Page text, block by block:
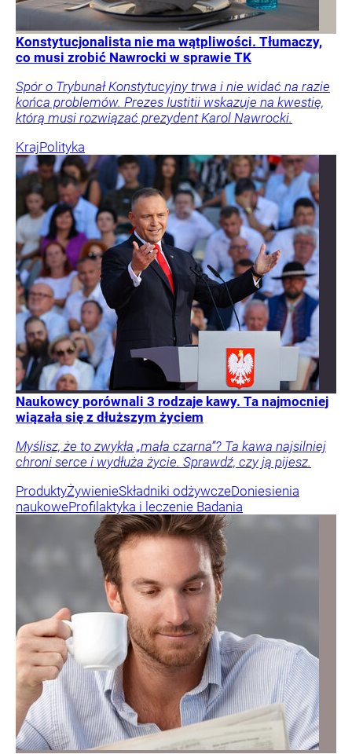
Konstytucjonalista nie ma wątpliwości. Tłumaczy,
co musi zrobić Nawrocki w sprawie TK
Spór o Trybunał Konstytucyjny trwa i nie widać na razie
końca problemów. Prezes Iustitii wskazuje na kwestię,
którą musi rozwiązać prezydent Karol Nawrocki.
KrajPolityka
Naukowcy porównali 3 rodzaje kawy. Ta najmocniej
wiązała się z dłuższym życiem
Myślisz, że to zwykła „mała czarna”? Ta kawa najsilniej
chroni serce i wydłuża życie. Sprawdź, czy ją pijesz.
ProduktyŻywienieSkładniki odżywczeDoniesienia
naukoweProfilaktyka i leczenie Badania